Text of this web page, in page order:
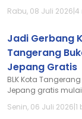
Rabu, 08 Juli 2026|4
Jadi Gerbang
Tangerang
Jepang Gratis
BLK Kota
Jepang gratis mulai
Senin, 06 Juli 2026|